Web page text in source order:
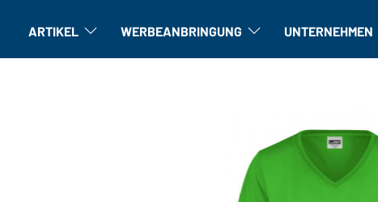
ARTIKEL Artikel: Untermenü öffnen
WERBEANBRINGUNG Veredelung: Untermenü öffnen
UNTERNEHMEN